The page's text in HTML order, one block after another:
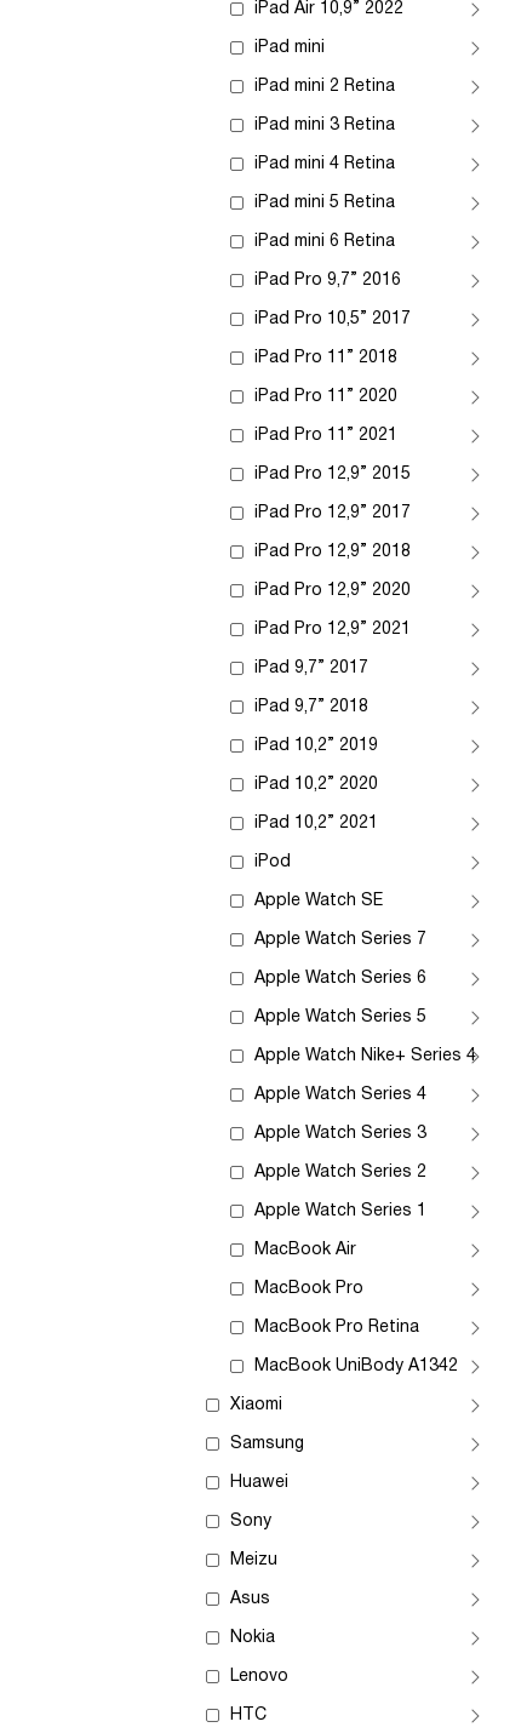
iPad Air 10,9” 2022
iPad mini
iPad mini 2 Retina
iPad mini 3 Retina
iPad mini 4 Retina
iPad mini 5 Retina
iPad mini 6 Retina
iPad Pro 9,7” 2016
iPad Pro 10,5” 2017
iPad Pro 11” 2018
iPad Pro 11” 2020
iPad Pro 11” 2021
iPad Pro 12,9” 2015
iPad Pro 12,9” 2017
iPad Pro 12,9” 2018
iPad Pro 12,9” 2020
iPad Pro 12,9” 2021
iPad 9,7” 2017
iPad 9,7” 2018
iPad 10,2” 2019
iPad 10,2” 2020
iPad 10,2” 2021
iPod
Apple Watch SE
Apple Watch Series 7
Apple Watch Series 6
Apple Watch Series 5
Apple Watch Nike+ Series 4
Apple Watch Series 4
Apple Watch Series 3
Apple Watch Series 2
Apple Watch Series 1
MacBook Air
MacBook Pro
MacBook Pro Retina
MacBook UniBody A1342
Xiaomi
Samsung
Huawei
Sony
Meizu
Asus
Nokia
Lenovo
HTC